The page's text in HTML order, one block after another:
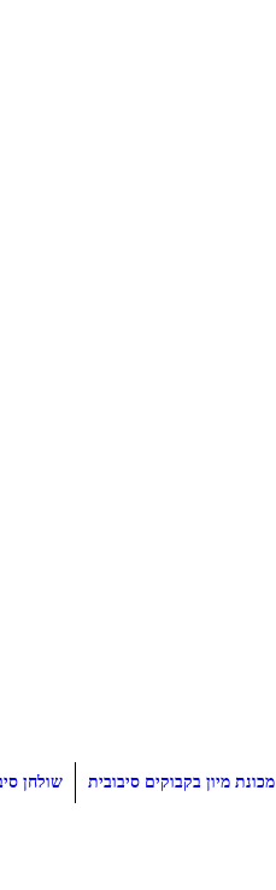
שולחן מכונת מיון בקבוקים סיבובית